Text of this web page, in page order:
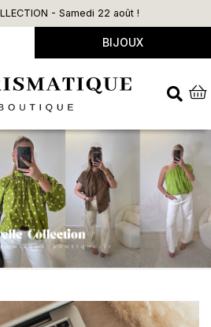
- Samedi 22 août !
BIJOUX